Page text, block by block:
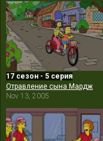
17 сезон - 5 серия
Отравление сына Мардж
Nov 13, 2005